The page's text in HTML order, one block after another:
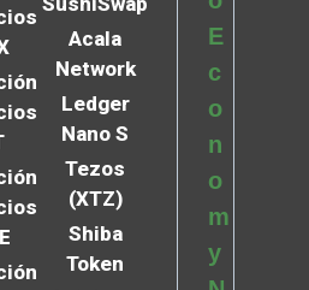
Acala
Network
Ledger
Nano S
Tezos
(XTZ)
Shiba
Token
E
c
o
n
o
m
y